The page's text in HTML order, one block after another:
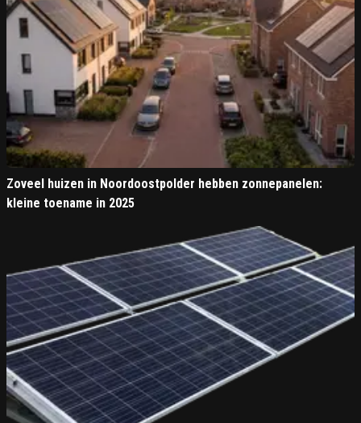
Zoveel huizen in Noordoostpolder hebben zonnepanelen:
kleine toename in 2025